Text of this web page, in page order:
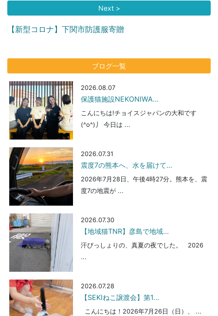
Next >
【新型コロナ】下関市防護服寄贈
ブログ一覧
2026.08.07
保護猫施設NEKONIWA...
こんにちは!チョイスジャパンの大和です
(^o^)丿 今日は ...
2026.07.31
震度7の熊本へ、水を届けて...
2026年7月28日、午後4時27分。熊本を、震
度7の地震が ...
2026.07.30
【地域猫TNR】彦島で地域...
汗びっしょりの、真夏の夜でした。 2026
...
2026.07.28
【SEKIねこ譲渡会】第1...
こんにちは！2026年7月26日（日）、 ...